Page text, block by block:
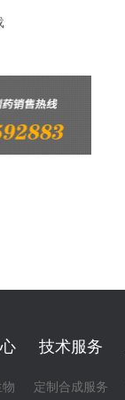
技术服务
定制合成服务